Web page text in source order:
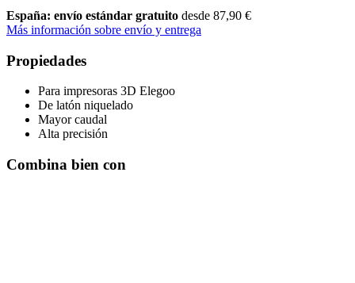
España: envío estándar gratuito desde 87,90 €
Más información sobre envío y entrega
Propiedades
Para impresoras 3D Elegoo
De latón niquelado
Mayor caudal
Alta precisión
Combina bien con